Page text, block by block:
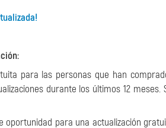
para las personas que han
durante los últimos 12
oportunidad para una actualización